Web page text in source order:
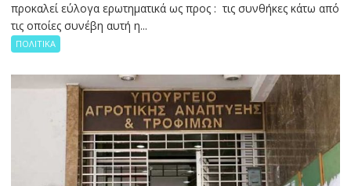
προκαλεί εύλογα ερωτηματικά ως προς : τις συνθήκες κάτω από
τις οποίες συνέβη αυτή η...
ΠΟΛΙΤΙΚΑ